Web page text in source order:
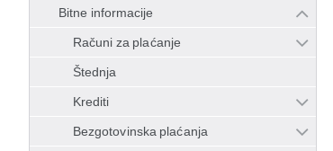
Bitne informacije
Računi za plaćanje
Štednja
Krediti
Bezgotovinska plaćanja